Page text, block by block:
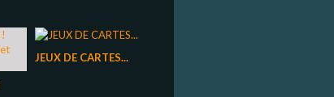
JEUX DE CARTES...